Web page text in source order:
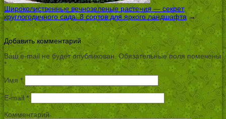
Широколиственные вечнозеленые растения — секрет
круглогодичного сада: 8 сортов для яркого ландшафта→
Добавить комментарий
Ваш e-mail не будет опубликован. Обязательные поля помечены
*
Имя *
E-mail*
Комментарий